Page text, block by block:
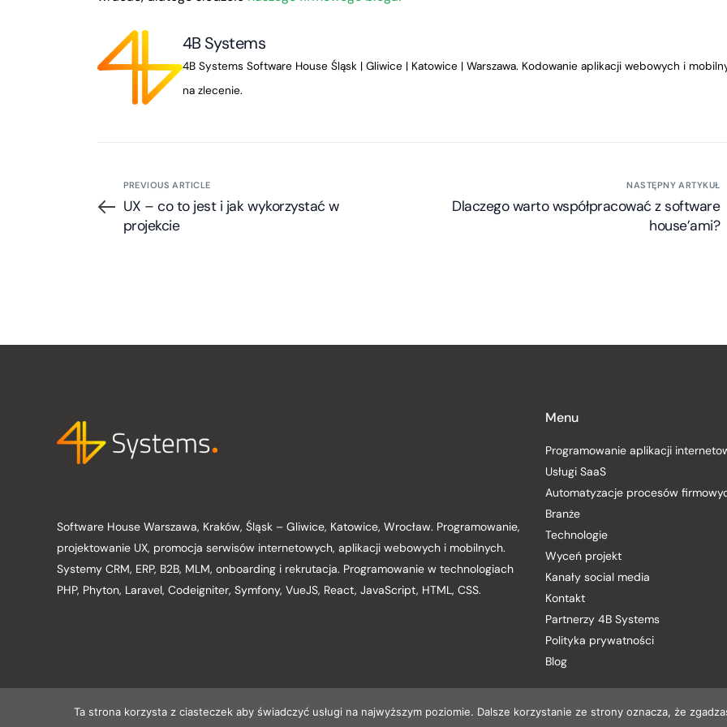
4B Systems
4B Systems Software House Śląsk | Gliwice | Katowice | Warszawa. Kodowanie aplikacji webowych i
na zlecenie.
PREVIOUS ARTICLE
UX – co to jest i jak wykorzystać w
projekcie
NASTĘPNY ARTYKUŁ
Dlaczego warto współpracować z software
house’ami?
Software House Warszawa, Kraków, Śląsk – Gliwice, Katowice, Wrocław. Programowanie,
projektowanie UX, promocja serwisów internetowych, aplikacji webowych i mobilnych.
Systemy CRM, ERP, B2B, MLM, onboarding i rekrutacja. Programowanie w technologiach
PHP, Phyton, Laravel, Codeigniter, Symfony, VueJS, React, JavaScript, HTML, CSS.
Menu
Programowanie aplikacji
Usługi SaaS
Automatyzacje procesów
Branże
Technologie
Wyceń projekt
Kanały social media
Kontakt
Partnerzy 4B Systems
Polityka prywatności
Blog
Ta strona korzysta z ciasteczek aby świadczyć usługi na najwyższym poziomie. Dalsze korzystanie ze strony oznacza, że